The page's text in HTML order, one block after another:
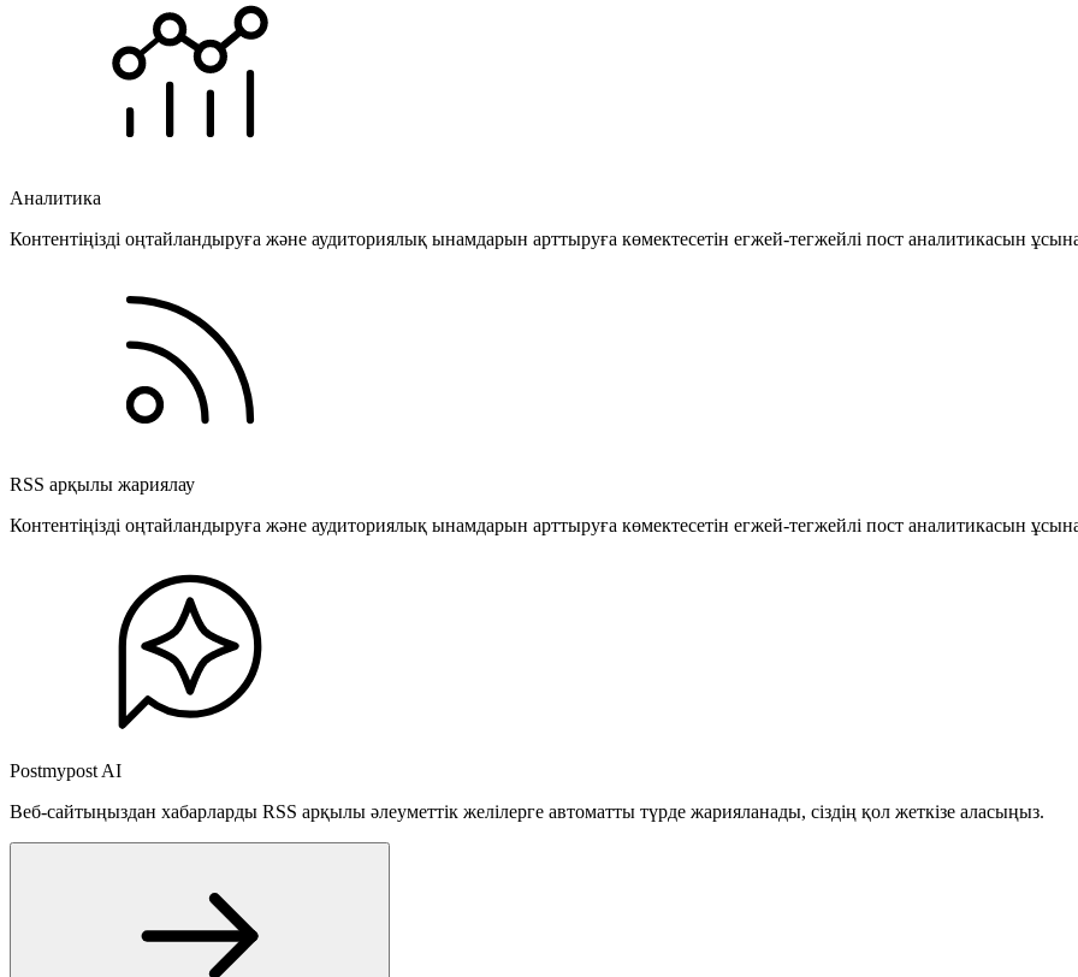
Аналитика
Контентіңізді оңтайландыруға және аудиториялық ынамдарын арттыруға көмектесетін егжей-тегжейлі пост аналитикасын
RSS арқылы жариялау
Контентіңізді оңтайландыруға және аудиториялық ынамдарын арттыруға көмектесетін егжей-тегжейлі пост аналитикасын
Postmypost AI
Веб-сайтыңыздан хабарларды RSS арқылы әлеуметтік желілерге автоматты түрде жарияланады, сіздің қол жеткізе аласыңыз.